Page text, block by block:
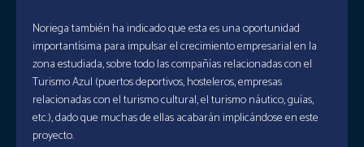
Noriega también ha indicado que esta es una oportunidad
importantísima para impulsar el crecimiento empresarial en la
zona estudiada, sobre todo las compañías relacionadas con el
Turismo Azul (puertos deportivos, hosteleros, empresas
relacionadas con el turismo cultural, el turismo náutico, guías,
etc.), dado que muchas de ellas acabarán implicándose en este
proyecto.